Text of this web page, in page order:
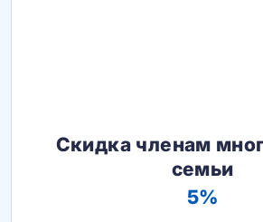
Скидка членам
семьи
5%